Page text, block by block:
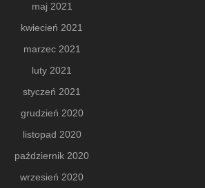
maj 2021
kwiecień 2021
marzec 2021
luty 2021
styczeń 2021
grudzień 2020
listopad 2020
październik 2020
wrzesień 2020